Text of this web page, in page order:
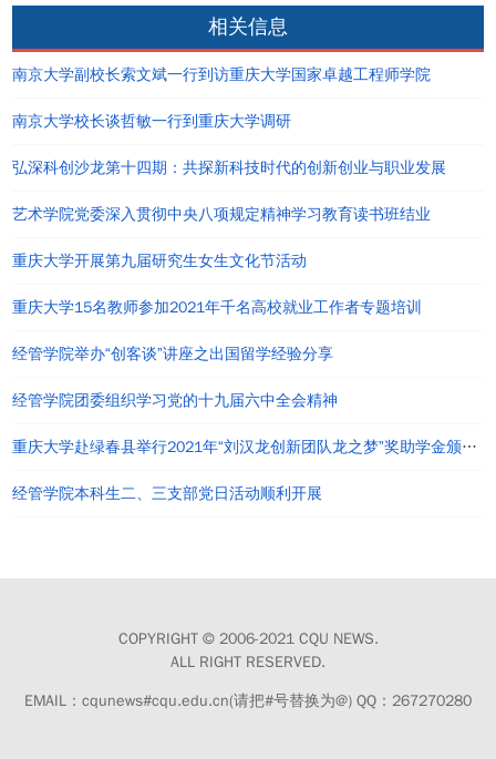
相关信息
南京大学副校长索文斌一行到访重庆大学国家卓越工程师学院
南京大学校长谈哲敏一行到重庆大学调研
弘深科创沙龙第十四期：共探新科技时代的创新创业与职业发展
艺术学院党委深入贯彻中央八项规定精神学习教育读书班结业
重庆大学开展第九届研究生女生文化节活动
重庆大学15名教师参加2021年千名高校就业工作者专题培训
经管学院举办“创客谈”讲座之出国留学经验分享
经管学院团委组织学习党的十九届六中全会精神
重庆大学赴绿春县举行2021年“刘汉龙创新团队龙之梦”奖助学金颁发仪式
经管学院本科生二、三支部党日活动顺利开展
COPYRIGHT © 2006-2021 CQU NEWS.
ALL RIGHT RESERVED.
EMAIL：cqunews#cqu.edu.cn(请把#号替换为@) QQ：267270280